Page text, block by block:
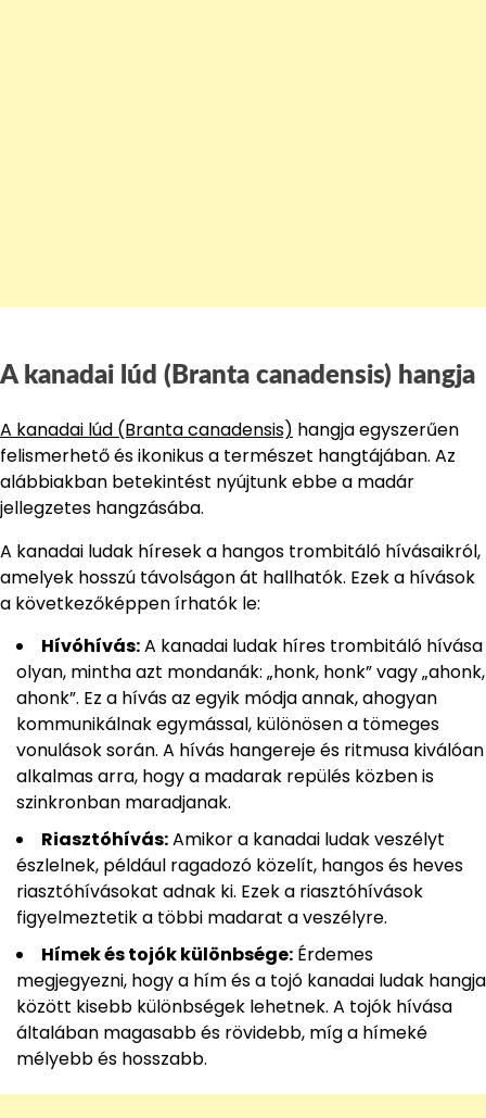
A kanadai lúd (Branta canadensis) hangja
A kanadai lúd (Branta canadensis) hangja egyszerűen
felismerhető és ikonikus a természet hangtájában. Az
alábbiakban betekintést nyújtunk ebbe a madár
jellegzetes hangzásába.
A kanadai ludak híresek a hangos trombitáló hívásaikról,
amelyek hosszú távolságon át hallhatók. Ezek a hívások
a következőképpen írhatók le:
Hívóhívás:A kanadai ludak híres trombitáló hívása
olyan, mintha azt mondanák: „honk, honk” vagy „ahonk,
ahonk”. Ez a hívás az egyik módja annak, ahogyan
kommunikálnak egymással, különösen a tömeges
vonulások során. A hívás hangereje és ritmusa kiválóan
alkalmas arra, hogy a madarak repülés közben is
szinkronban maradjanak.
Riasztóhívás:Amikor a kanadai ludak veszélyt
észlelnek, például ragadozó közelít, hangos és heves
riasztóhívásokat adnak ki. Ezek a riasztóhívások
figyelmeztetik a többi madarat a veszélyre.
Hímek és tojók különbsége: Érdemes
megjegyezni, hogy a hím és a tojó kanadai ludak hangja
között kisebb különbségek lehetnek. A tojók hívása
általában magasabb és rövidebb, míg a hímeké
mélyebb és hosszabb.